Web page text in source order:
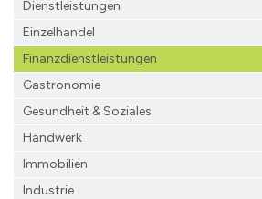
Dienstleistungen
Einzelhandel
Finanzdienst­leistungen
Gastronomie
Gesundheit & Soziales
Handwerk
Immobilien
Industrie